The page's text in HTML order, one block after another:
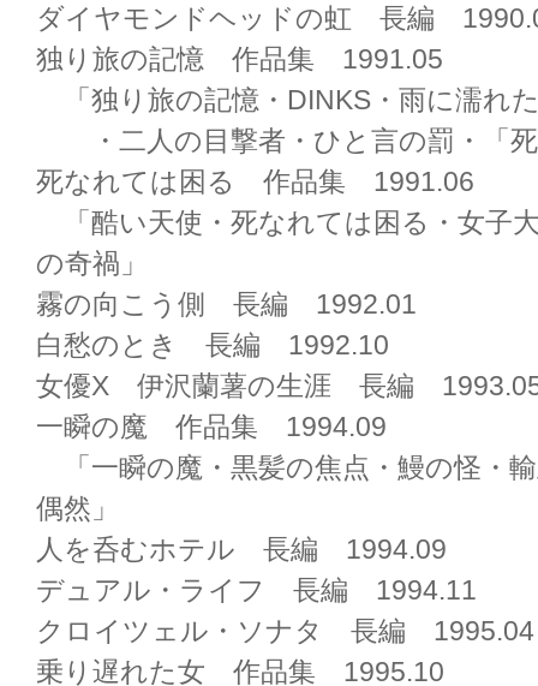
ダイヤモンドヘッドの虹 長編
独り旅の記憶 作品集 1991.05
「独り旅の記憶・DINKS・雨に濡れ
・二人の目撃者・ひと言の罰・「
死なれては困る 作品集 1991.06
「酷い天使・死なれては困る・女子
の奇禍」
霧の向こう側 長編 1992.01
白愁のとき 長編 1992.10
女優X 伊沢蘭薯の生涯 長編
一瞬の魔 作品集 1994.09
「一瞬の魔・黒髪の焦点・鰻の怪・
偶然」
人を呑むホテル 長編 1994.09
デュアル・ライフ 長編 1994.11
クロイツェル・ソナタ 長編 1995.04
乗り遅れた女 作品集 1995.10